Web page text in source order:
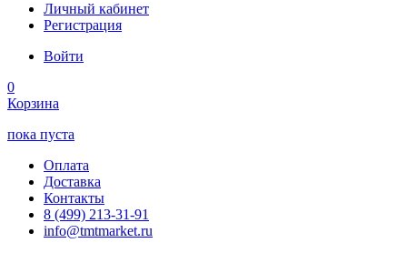
Личный кабинет
Регистрация
Войти
0
Корзина
пока пуста
Оплата
Доставка
Контакты
8 (499) 213-31-91
info@tmtmarket.ru